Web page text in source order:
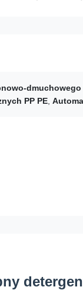
dmuchowego
PP PE